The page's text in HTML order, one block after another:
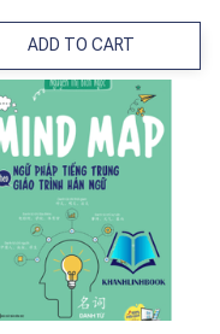
ADD TO CART